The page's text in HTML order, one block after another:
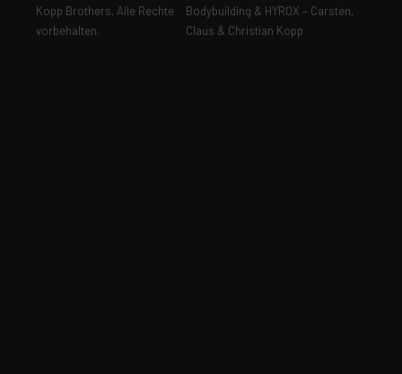
Kopp Brothers. Alle Rechte
vorbehalten.
Bodybuilding & HYROX – Carsten,
Claus & Christian Kopp